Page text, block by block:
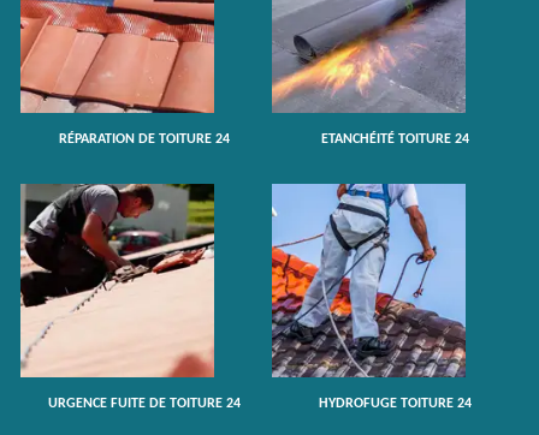
RÉPARATION DE TOITURE 24 ETANCHÉITÉ TOITURE 24
URGENCE FUITE DE TOITURE 24 HYDROFUGE TOITURE 24